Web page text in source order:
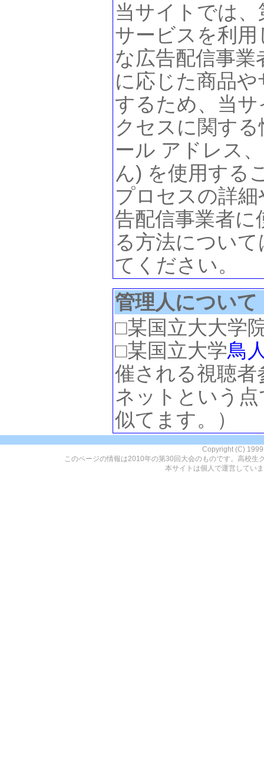
当サイトでは
サービスを利
な広告配信事
に応じた商品
するため、当
クセスに関す
ール アドレス
ん) を使用する
プロセスの詳
告配信事業者
る方法について
てください。
管理人について
□某国立大大学
□某国立大学鳥
催される視聴
ネットという
似てます。）
Copyright (C)
このページの情報は2010年の第30回大会のものです。高校生
本サイトは個人で運営してい